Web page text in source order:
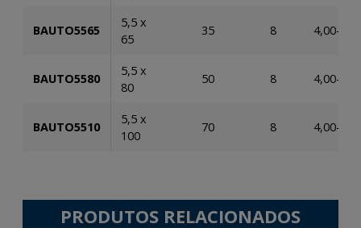
BAUTO5565
5,5 x
65
35 8 4,00-
BAUTO5580
5,5 x
80
50 8 4,00-
BAUTO5510
5,5 x
100
70 8 4,00-
PRODUTOS RELACIONADOS